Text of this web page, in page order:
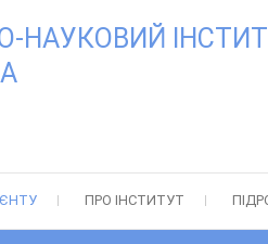
НАУКОВИЙ
ПРО ІНСТИТУТ